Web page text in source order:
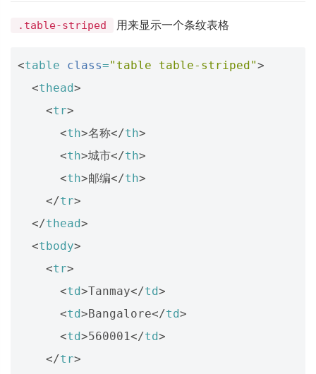
.table-striped 用来显示一个条纹表格
<table class="table table-striped">
<thead>
<tr>
<th>名称</th>
<th>城市</th>
<th>邮编</th>
</tr>
</thead>
<tbody>
<tr>
<td>Tanmay</td>
<td> Bangalore</td>
<td>560001</td>
</tr>